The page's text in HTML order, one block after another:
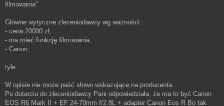
filmowania"
Główne wytyczne zleceniodawcy wg ważności:
- cena 20000 zł,
- ma mieć funkcję filmowania,
- Canon,
tyle.
W opisie nie może paść słowo wskazujące na producenta.
Po dotarciu do zleceniodawcy Pani odpowiedziała, że ma to być Canon
EOS R6 Mark II + EF 24-70mm f/2.8L + adapter Canon Eos R Bo tak